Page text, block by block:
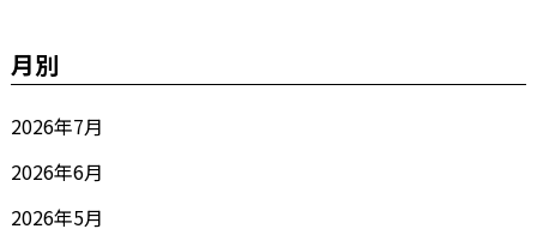
月別
2026年7月
2026年6月
2026年5月